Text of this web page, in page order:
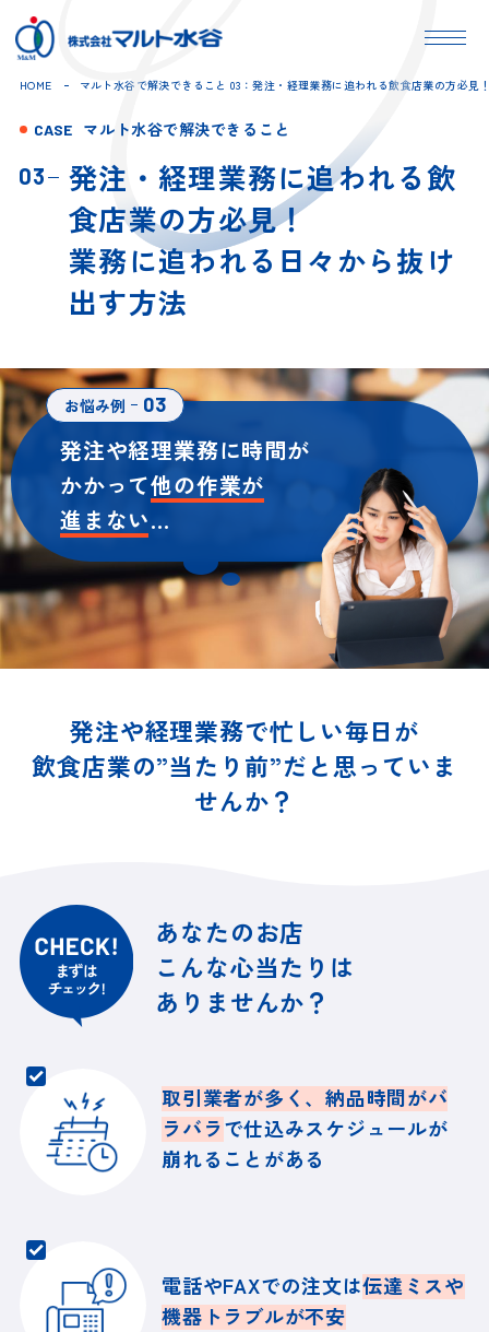
HOME マルト水谷で解決できること 03：発注・経理業務に追われる飲食店業の方必見
CASE マルト水谷で解決できること
03
発注・経理業務に追われる飲
食店業の方必見！
業務に追われる日々から抜け
出す方法
お悩み例 03
発注や経理業務に時間が
かかって他の作業が
進まない…
発注や経理業務で忙しい毎日が
飲食店業の”当たり前”だと思っていま
せんか？
あなたのお店
こんな心当たりは
ありませんか？
取引業者が多く、納品時間がバ
ラバラで仕込みスケジュールが
崩れることがある
電話やFAXでの注文は伝達ミスや
機器トラブルが不安